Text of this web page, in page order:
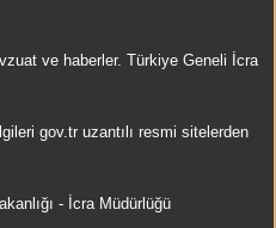
ve haberler. Türkiye Geneli İcra
gov.tr uzantılı resmi sitelerden
- İcra Müdürlüğü